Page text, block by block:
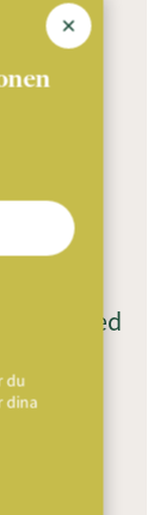
med
och
Joakim
driva
du
dina